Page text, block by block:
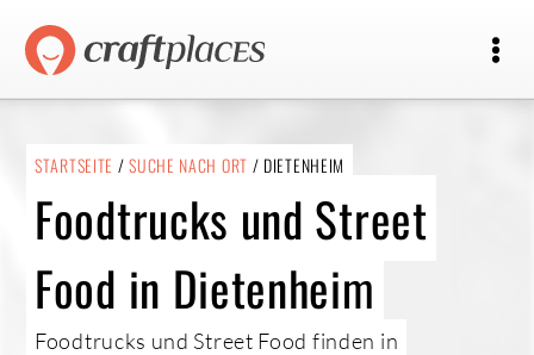
STARTSEITE /SUCHE NACH ORT / DIETENHEIM
Foodtrucks und Street
Food in Dietenheim
Foodtrucks und Street Food finden in